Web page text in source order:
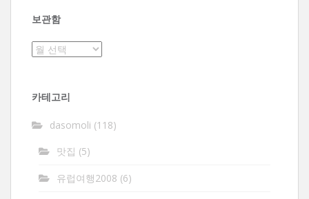
보관함
보
카테고리
dasomoli (118)
맛집 (5)
유럽여행2008 (6)